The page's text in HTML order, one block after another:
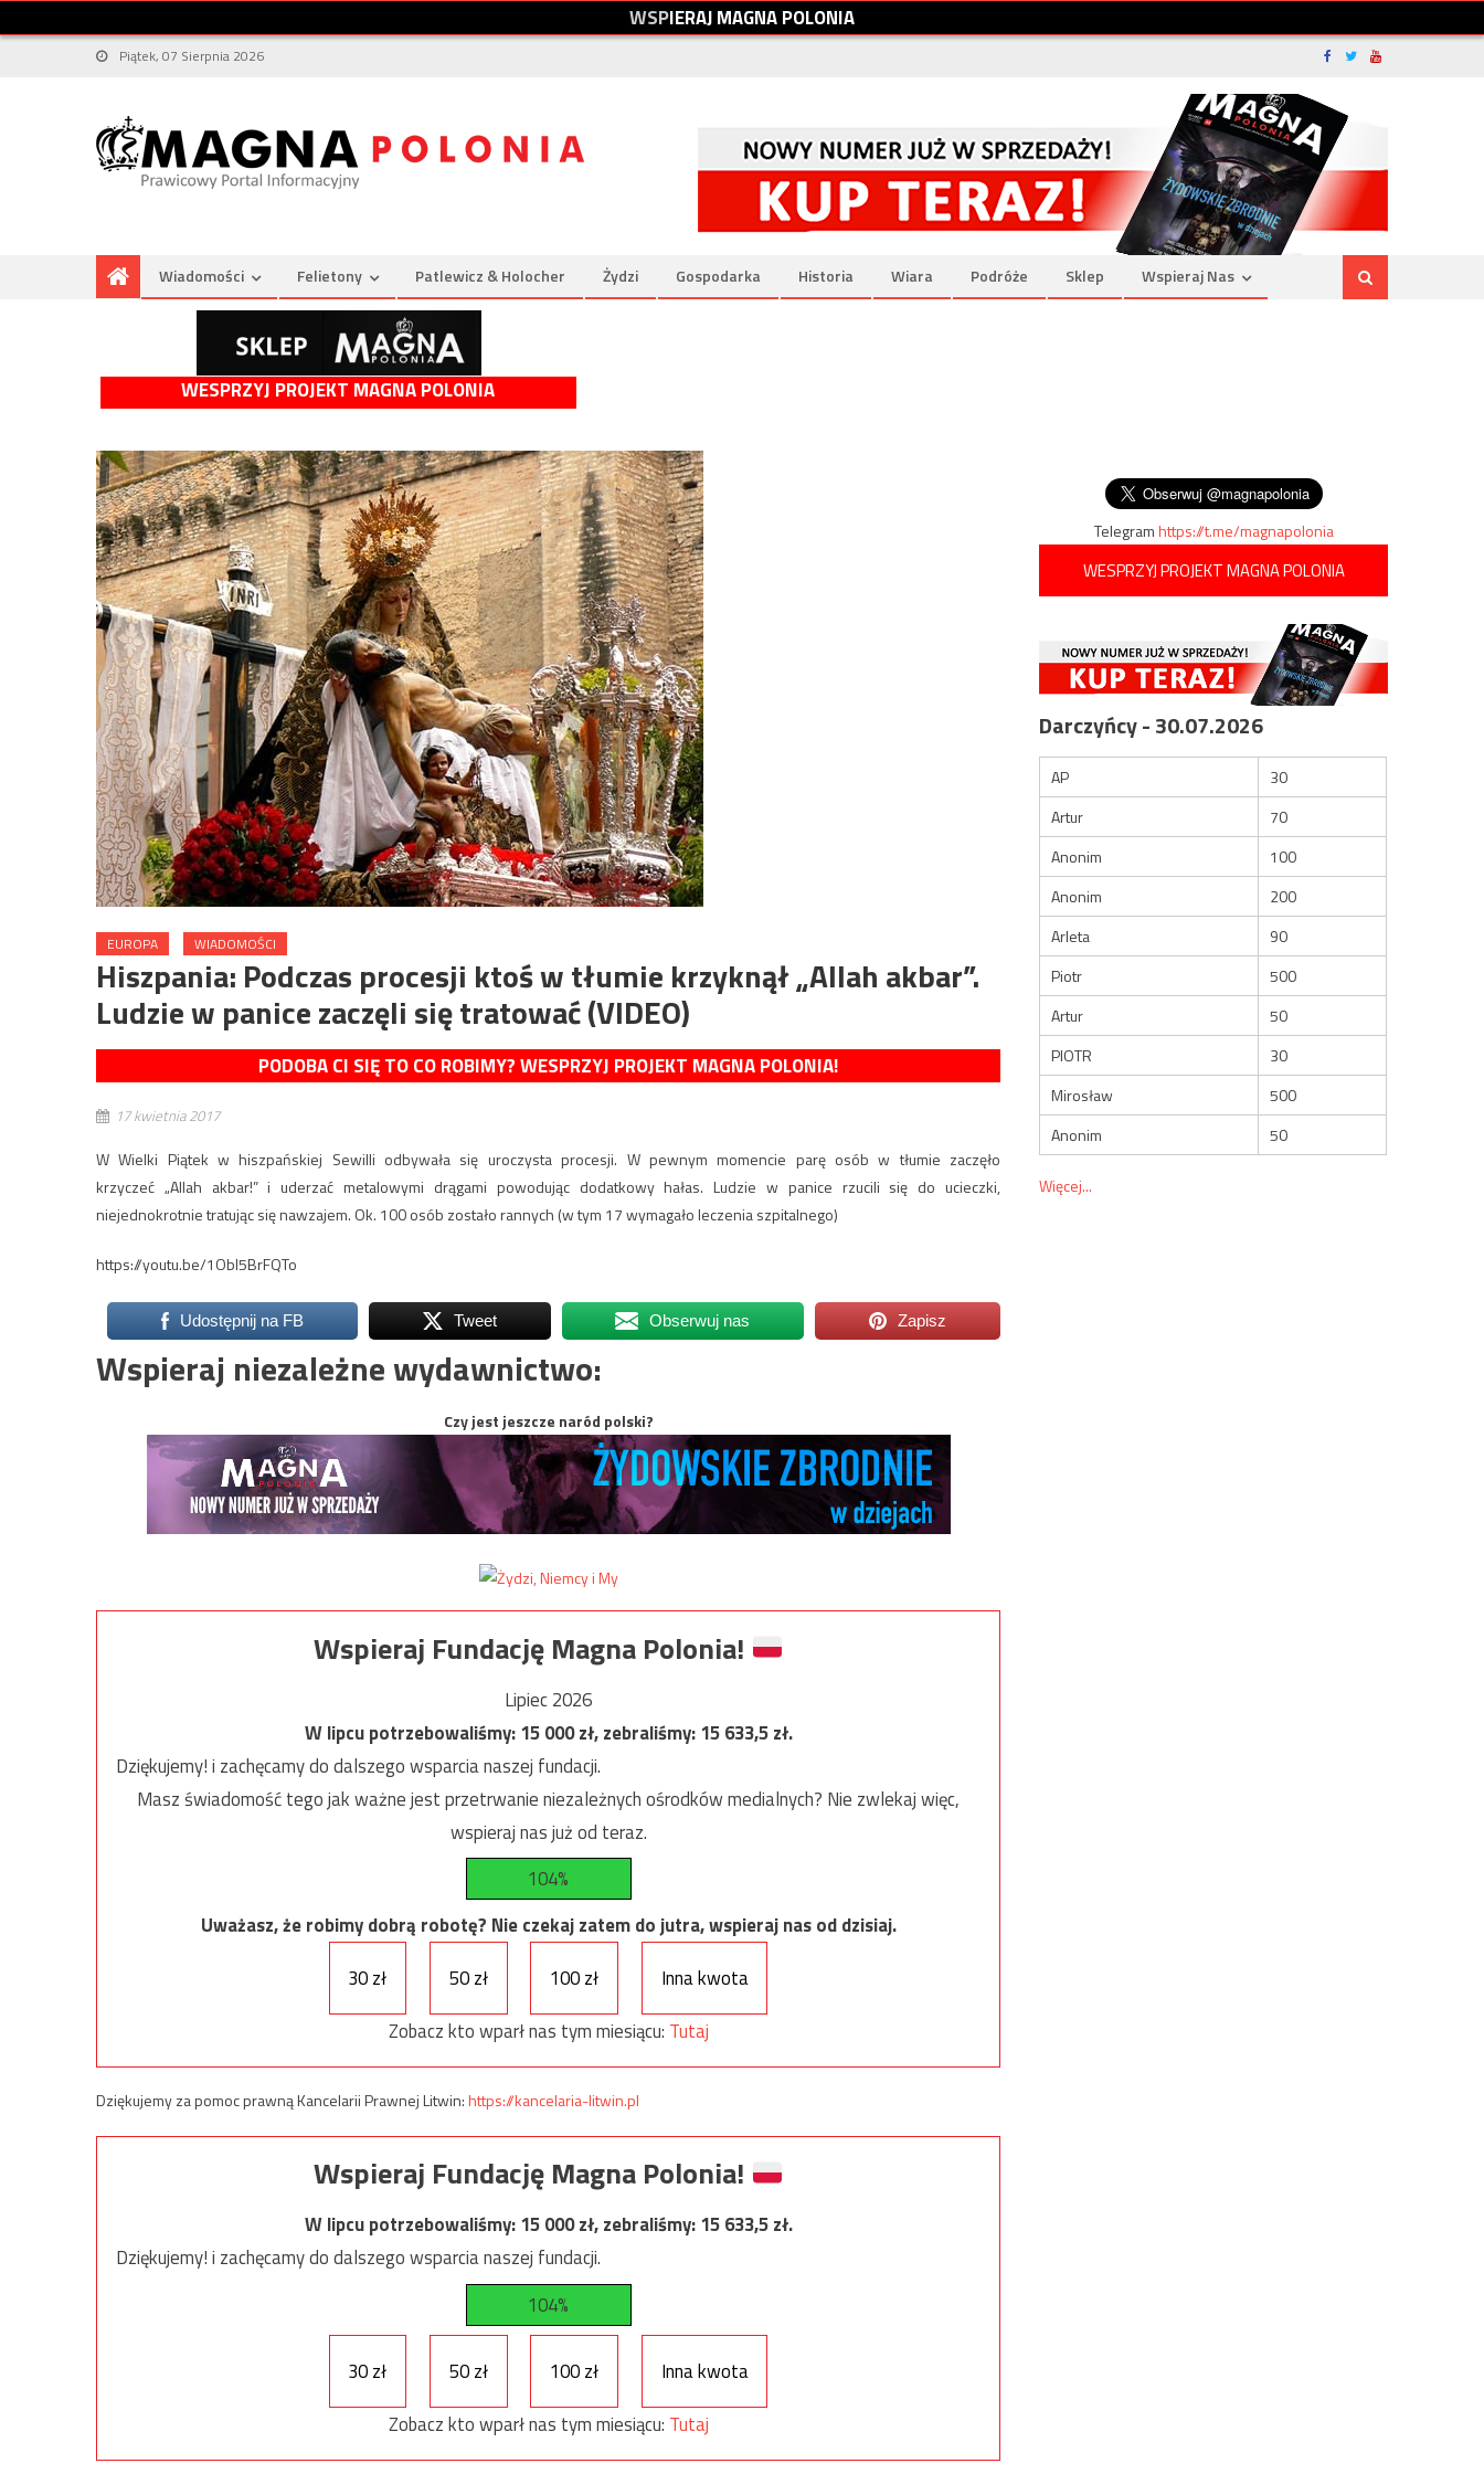
WSPIERAJMAGNAPOLONIA
Piątek, 07 Sierpnia 2026
Wiadomości Felietony Patlewicz & Holocher Żydzi Gospodarka Historia Wiara Podróże Sklep Wspieraj Nas
WESPRZYJ PROJEKT MAGNA POLONIA
EUROPA WIADOMOŚCI
Hiszpania: Podczas procesji ktoś w tłumie krzyknął „Allah akbar”.
Ludzie w panice zaczęli się tratować (VIDEO)
PODOBA CI SIĘ TO CO ROBIMY? WESPRZYJ PROJEKT MAGNA POLONIA!
17 kwietnia 2017
W Wielki Piątek w hiszpańskiej Sewilli odbywała się uroczysta procesji. W pewnym momencie parę osób w tłumie zaczęło
krzyczeć „Allah akbar!” i uderzać metalowymi drągami powodując dodatkowy hałas. Ludzie w panice rzucili się do ucieczki,
niejednokrotnie tratując się nawzajem. Ok. 100 osób zostało rannych (w tym 17 wymagało leczenia szpitalnego)
https://youtu.be/1Obl5BrFQTo
Udostępnij na FB Tweet Obserwuj nas Zapisz
Wspieraj niezależne wydawnictwo:
Czy jest jeszcze naród polski?
Wspieraj Fundację Magna Polonia!
Lipiec 2026
W lipcu potrzebowaliśmy:15 000zł, zebraliśmy:15 633,5zł.
Dziękujemy! i zachęcamy do dalszego wsparcia naszej fundacji.
Masz świadomość tego jak ważne jest przetrwanie niezależnych ośrodków medialnych? Nie zwlekaj więc,
wspieraj nas już od teraz.
104%
Uważasz, że robimy dobrą robotę? Nie czekaj zatem do jutra, wspieraj nas od dzisiaj.
30 zł
50 zł 100 zł
Inna kwota
Zobacz kto wparł nas tym miesiącu: Tutaj
Dziękujemy za pomoc prawną Kancelarii Prawnej Litwin:https://kancelaria-litwin.pl
Wspieraj Fundację Magna Polonia!
W lipcu potrzebowaliśmy:15 000zł, zebraliśmy:15 633,5zł.
Dziękujemy! i zachęcamy do dalszego wsparcia naszej fundacji.
104%
30 zł 50 zł 100 zł
Inna kwota
Zobacz kto wparł nas tym miesiącu: Tutaj
Telegramhttps://t.me/magnapolonia
WESPRZYJ PROJEKT MAGNA POLONIA
Darczyńcy - 30.07.2026
AP
30
Artur
70
Anonim
100
Anonim
200
Arleta
90
Piotr
500
Artur
50
PIOTR
30
Mirosław
500
Anonim
50
Więcej...